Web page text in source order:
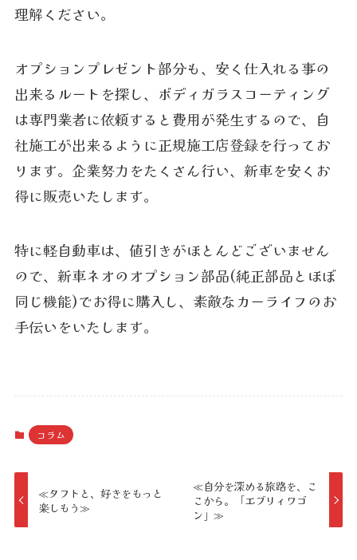
理解ください。
オプションプレゼント部分も、安く仕入れる事の
出来るルートを探し、ボディガラスコーティング
は専門業者に依頼すると費用が発生するので、自
社施工が出来るように正規施工店登録を行ってお
ります。企業努力をたくさん行い、新車を安くお
得に販売いたします。
特に軽自動車は、値引きがほとんどございません
ので、新車ネオのオプション部品(純正部品とほぼ
同じ機能)でお得に購入し、素敵なカーライフのお
手伝いをいたします。
コラム
≪タフトと、好きをもっと
楽しもう≫
≪自分を深める旅路を、こ
こから。「エブリィワゴ
ン」≫